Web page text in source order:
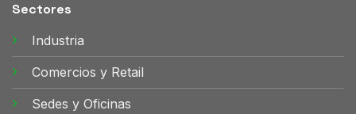
Sectores
Industria
Comercios y Retail
Sedes y Oficinas